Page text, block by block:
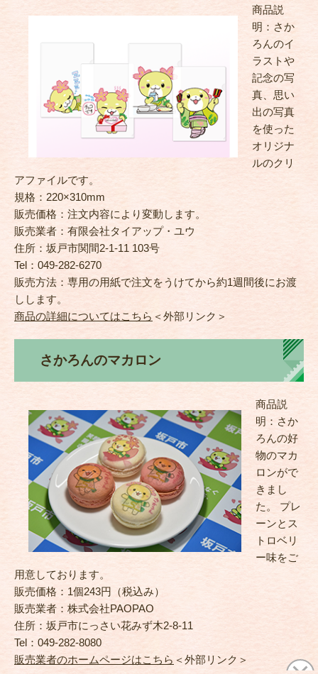
商品説
明：さか
ろんのイ
ラストや
記念の写
真、思い
出の写真
を使った
オリジナ
ルのクリ
アファイルです。
規格：220×310mm
販売価格：注文内容により変動します。
販売業者：有限会社タイアップ・ユウ
住所：坂戸市関間2-1-11 103号
Tel：049-282-6270
販売方法：専用の用紙で注文をうけてから約1週間後にお渡
しします。
商品の詳細についてはこちら ＜外部リンク＞
さかろんのマカロン
商品説
明：さか
ろんの好
物のマカ
ロンがで
きまし
た。 プレ
ーンとス
トロベリ
ー味をご
用意しております。
販売価格：1個243円（税込み）
販売業者：株式会社PAOPAO
住所：坂戸市にっさい花みず木2-8-11
Tel：049-282-8080
販売業者のホームページはこちら ＜外部リンク＞